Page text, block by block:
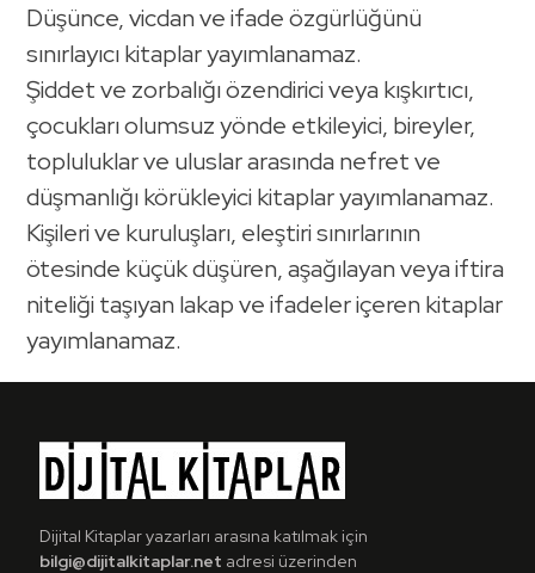
Düşünce, vicdan ve ifade özgürlüğünü
sınırlayıcı kitaplar yayımlanamaz.
Şiddet ve zorbalığı özendirici veya kışkırtıcı,
çocukları olumsuz yönde etkileyici, bireyler,
topluluklar ve uluslar arasında nefret ve
düşmanlığı körükleyici kitaplar yayımlanamaz.
Kişileri ve kuruluşları, eleştiri sınırlarının
ötesinde küçük düşüren, aşağılayan veya iftira
niteliği taşıyan lakap ve ifadeler içeren kitaplar
yayımlanamaz.
Dijital Kitaplar yazarları arasına katılmak için
bilgi@dijitalkitaplar.net adresi üzerinden